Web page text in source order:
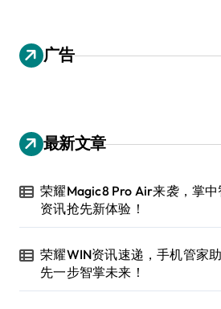
广告
最新文章
荣耀Magic8 Pro Air来袭，掌中
资讯抢先新体验！
荣耀WIN资讯速递，手机管家
先一步智掌未来！